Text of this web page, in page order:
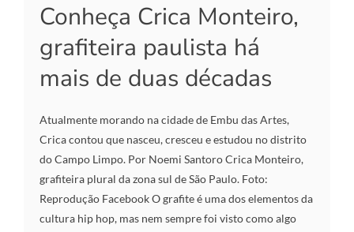
Conheça Crica Monteiro,
grafiteira paulista há
mais de duas décadas
Atualmente morando na cidade de Embu das Artes,
Crica contou que nasceu, cresceu e estudou no distrito
do Campo Limpo. Por Noemi Santoro Crica Monteiro,
grafiteira plural da zona sul de São Paulo. Foto:
Reprodução Facebook O grafite é uma dos elementos da
cultura hip hop, mas nem sempre foi visto como algo